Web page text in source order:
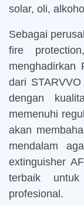
solar, oli,
Sebagai
fire
menghadirkan
dari
dengan
memenuhi
akan
mendalam
extinguisher
terbaik
profesional.